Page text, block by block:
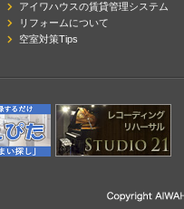
アイワハウスの賃貸管理システム
リフォームについて
空室対策Tips